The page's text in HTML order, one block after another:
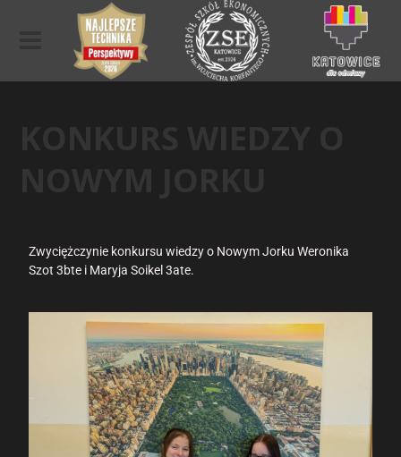
Zwyciężczynie konkursu wiedzy o Nowym Jorku Weronika
Szot 3bte i Maryja Soikel 3ate.